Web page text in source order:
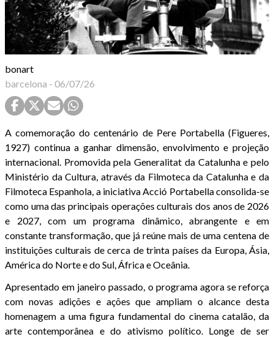
bonart
barcelona - 06/07/26
A comemoração do centenário de Pere Portabella (Figueres,
1927) continua a ganhar dimensão, envolvimento e projeção
internacional. Promovida pela Generalitat da Catalunha e pelo
Ministério da Cultura, através da Filmoteca da Catalunha e da
Filmoteca Espanhola, a iniciativa Acció Portabella consolida-se
como uma das principais operações culturais dos anos de 2026
e 2027, com um programa dinâmico, abrangente e em
constante transformação, que já reúne mais de uma centena de
instituições culturais de cerca de trinta países da Europa, Ásia,
América do Norte e do Sul, África e Oceânia.
Apresentado em janeiro passado, o programa agora se reforça
com novas adições e ações que ampliam o alcance desta
homenagem a uma figura fundamental do cinema catalão, da
arte contemporânea e do ativismo político. Longe de ser